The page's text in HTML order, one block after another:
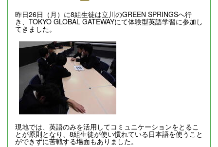
昨日26日（月）に8組生徒は立川のGREEN SPRINGSへ行
き、TOKYO GLOBAL GATEWAYにて体験型英語学習に参加し
てきました。
現地では、英語のみを活用してコミュニケーションをとるこ
とが原則となり、8組生徒が使い慣れている日本語を使うこと
ができずに苦戦する場面もありました。